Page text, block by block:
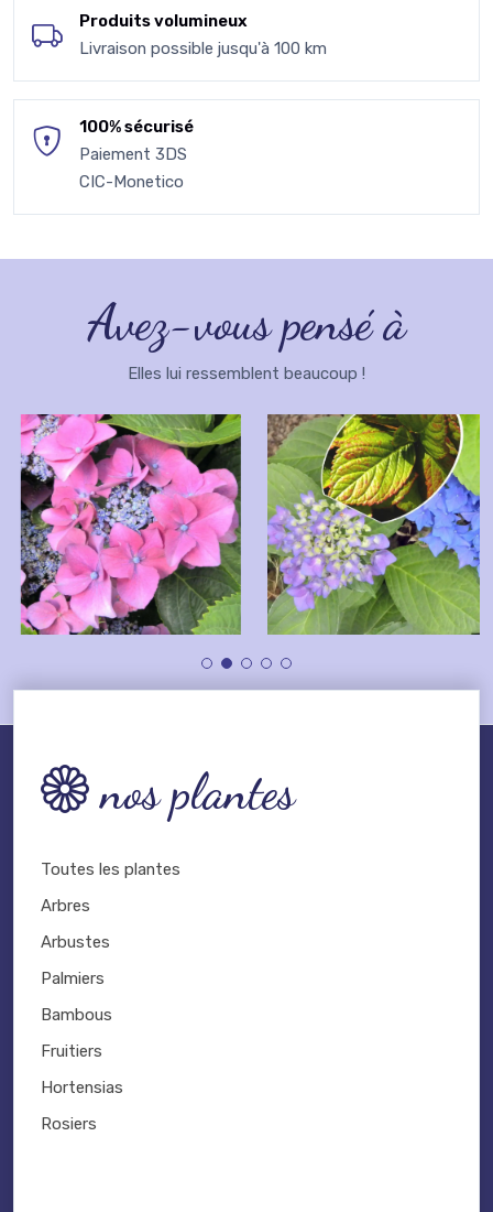
Produits volumineux
Livraison possible jusqu'à 100 km
100% sécurisé
Paiement 3DS
CIC-Monetico
Avez-vous pensé à
Elles lui ressemblent beaucoup !
nos plantes
Toutes les plantes
Arbres
Arbustes
Palmiers
Bambous
Fruitiers
Hortensias
Rosiers